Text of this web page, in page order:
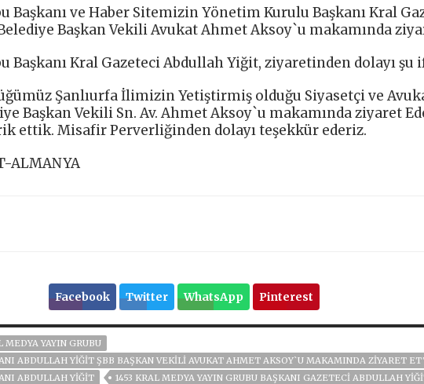
Başkanı ve Haber Sitemizin Yönetim Kurulu Başkanı Kral
Başkan Vekili Avukat Ahmet Aksoy`u makamında
Başkanı Kral Gazeteci Abdullah Yiğit, ziyaretinden dolayı şu
Şanlıurfa İlimizin Yetiştirmiş olduğu Siyasetçi ve
Başkan Vekili Sn. Av. Ahmet Aksoy`u makamında ziyaret
ettik. Misafir Perverliğinden dolayı teşekkür ederiz.
ALMANYA
Facebook Twitter WhatsApp Pinterest
MEDYA YAYIN GRUBU
ABDULLAH YİĞİT ŞBB BAŞKAN VEKİLİ AVUKAT AHMET AKSOY`U MAKAMINDA ZİYARET
ABDULLAH YIĞIT
1453 KRAL MEDYA YAYIN GRUBU BAŞKANI GAZETECI ABDULLAH